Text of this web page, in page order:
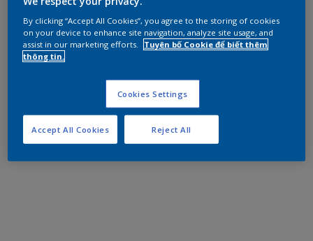
By clicking “Accept All Cookies”, you agree to the storing of cookies
on your device to enhance site navigation, analyze site usage, and
assist in our marketing efforts.
Tuyên bố Cookie để biết thêm
thông tin.
Cookies Settings
Reject All
Accept All Cookies